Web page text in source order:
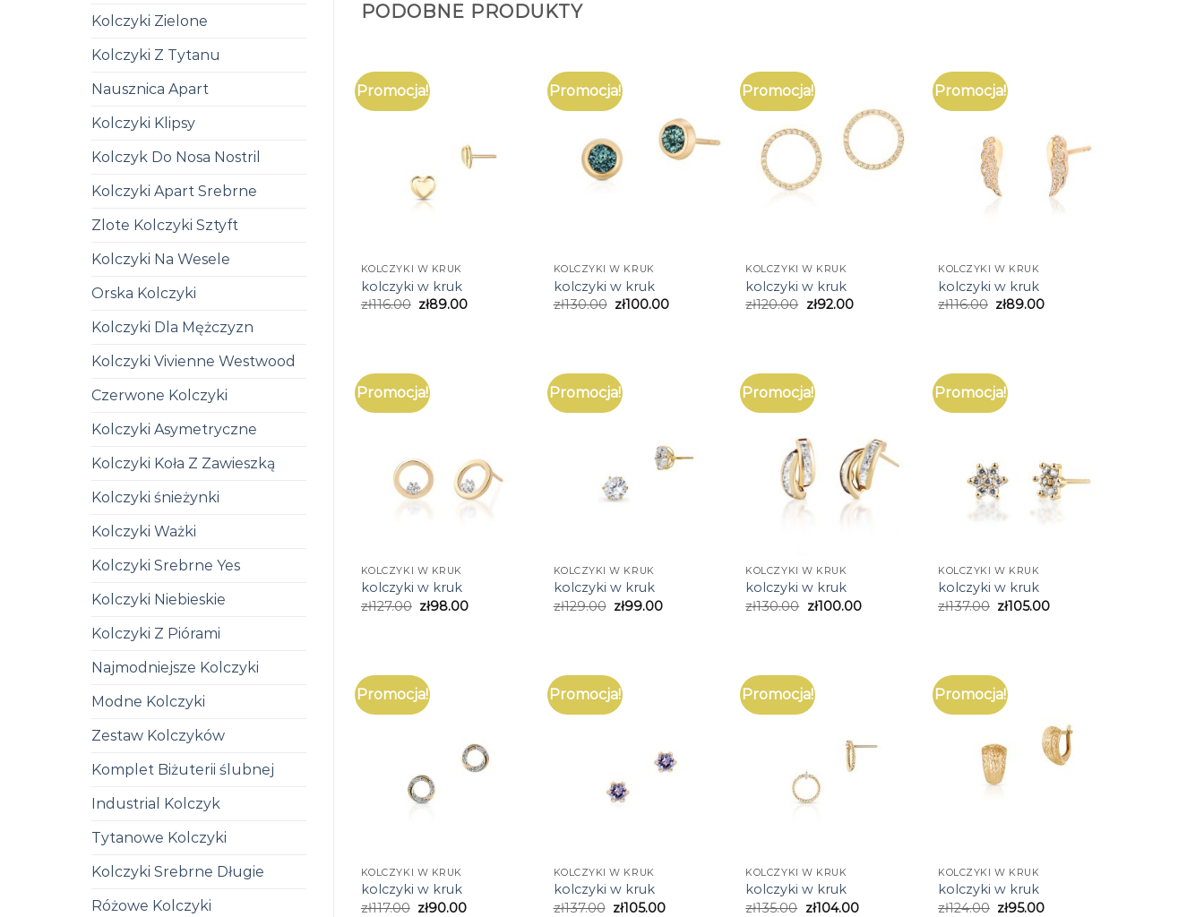
Kolczyki Zielone
Kolczyki Z Tytanu
Nausznica Apart
Kolczyki Klipsy
Kolczyk Do Nosa Nostril
Kolczyki Apart Srebrne
Zlote Kolczyki Sztyft
Kolczyki Na Wesele
Orska Kolczyki
Kolczyki Dla Mężczyzn
Kolczyki Vivienne Westwood
Czerwone Kolczyki
Kolczyki Asymetryczne
Kolczyki Koła Z Zawieszką
Kolczyki śnieżynki
Kolczyki Ważki
Kolczyki Srebrne Yes
Kolczyki Niebieskie
Kolczyki Z Piórami
Najmodniejsze Kolczyki
Modne Kolczyki
Zestaw Kolczyków
Komplet Biżuterii ślubnej
Industrial Kolczyk
Tytanowe Kolczyki
Kolczyki Srebrne Długie
Różowe Kolczyki
PODOBNE PRODUKTY
Promocja!
KOLCZYKI W KRUK
kolczyki w kruk
zł116.00 zł89.00
Promocja!
KOLCZYKI W KRUK
kolczyki w kruk
zł130.00 zł100.00
Promocja!
KOLCZYKI W KRUK
kolczyki w kruk
zł120.00 zł92.00
Promocja!
KOLCZYKI W KRUK
kolczyki w kruk
zł116.00 zł89.00
Promocja!
KOLCZYKI W KRUK
kolczyki w kruk
zł127.00 zł98.00
Promocja!
KOLCZYKI W KRUK
kolczyki w kruk
zł129.00 zł99.00
Promocja!
KOLCZYKI W KRUK
kolczyki w kruk
zł130.00 zł100.00
Promocja!
KOLCZYKI W KRUK
kolczyki w kruk
zł137.00 zł105.00
Promocja!
KOLCZYKI W KRUK
kolczyki w kruk
zł117.00 zł90.00
Promocja!
KOLCZYKI W KRUK
kolczyki w kruk
zł137.00 zł105.00
Promocja!
KOLCZYKI W KRUK
kolczyki w kruk
zł135.00 zł104.00
Promocja!
KOLCZYKI W KRUK
kolczyki w kruk
zł124.00 zł95.00